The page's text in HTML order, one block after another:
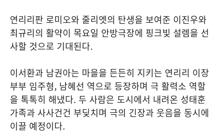
연리리판 로미오와 줄리엣의 탄생을 보여준 이진우와
최규리의 활약이 목요일 안방극장에 핑크빛 설렘을 선
사할 것으로 기대된다.
이서환과 남권아는 마을을 든든히 지키는 연리리 이장
부부 임주형, 남혜선 역으로 등장하며 극 활력소 역할
을 톡톡히 해냈다. 두 사람은 도시에서 내려온 성태훈
가족과 사사건건 부딪치며 극의 긴장과 웃음을 동시에
이끌 예정이다.